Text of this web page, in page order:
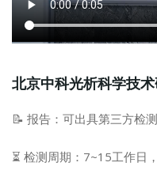
北京中科光析科学技术
📝 报告：可出具第三方检
⏳ 检测周期：7~15工作日